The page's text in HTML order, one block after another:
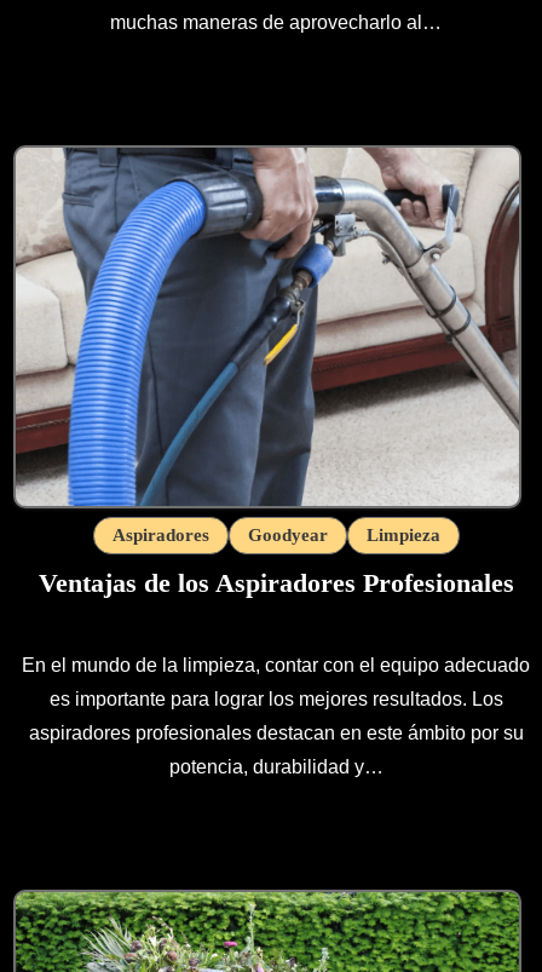
muchas maneras de aprovecharlo al…
Aspiradores Goodyear Limpieza
Ventajas de los Aspiradores Profesionales
En el mundo de la limpieza, contar con el equipo adecuado
es importante para lograr los mejores resultados. Los
aspiradores profesionales destacan en este ámbito por su
potencia, durabilidad y…